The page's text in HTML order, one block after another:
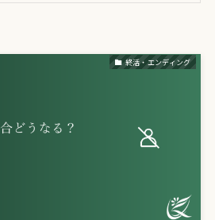
終活・エンディング